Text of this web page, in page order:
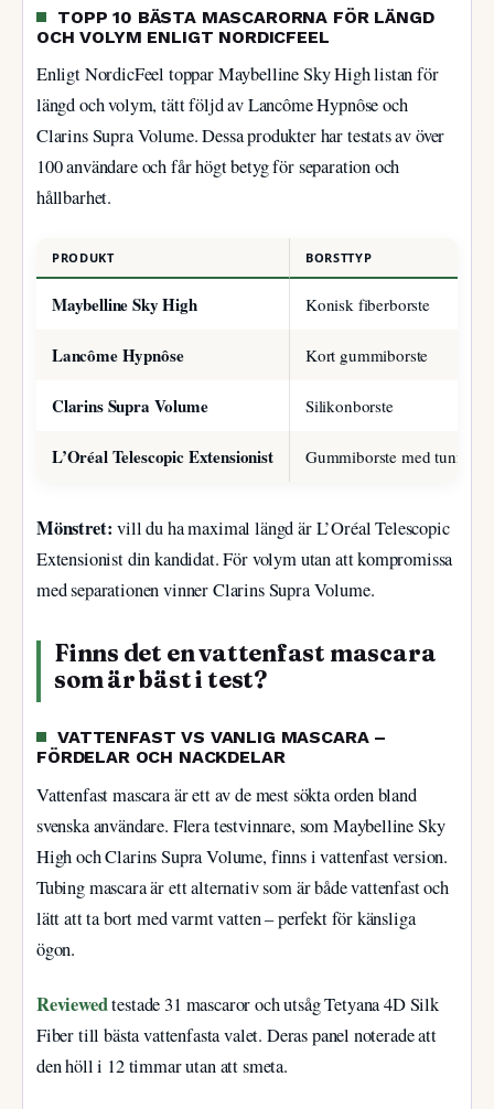
TOPP 10 BÄSTA MASCARORNA FÖR LÄNGD
OCH VOLYM ENLIGT NORDICFEEL
Enligt NordicFeel toppar Maybelline Sky High listan för
längd och volym, tätt följd av Lancôme Hypnôse och
Clarins Supra Volume. Dessa produkter har testats av över
100 användare och får högt betyg för separation och
hållbarhet.
PRODUKT BORSTTYP
Maybelline Sky High Konisk fiberborste
Lancôme Hypnôse Kort gummiborste
Clarins Supra Volume Silikonborste
L’Oréal Telescopic Extensionist Gummiborste med tunna
Mönstret: vill du ha maximal längd är L’Oréal Telescopic
Extensionist din kandidat. För volym utan att kompromissa
med separationen vinner Clarins Supra Volume.
Finns det en vattenfast mascara
som är bäst i test?
VATTENFAST VS VANLIG MASCARA –
FÖRDELAR OCH NACKDELAR
Vattenfast mascara är ett av de mest sökta orden bland
svenska användare. Flera testvinnare, som Maybelline Sky
High och Clarins Supra Volume, finns i vattenfast version.
Tubing mascara är ett alternativ som är både vattenfast och
lätt att ta bort med varmt vatten – perfekt för känsliga
ögon.
Reviewedtestade 31 mascaror och utsåg Tetyana 4D Silk
Fiber till bästa vattenfasta valet. Deras panel noterade att
den höll i 12 timmar utan att smeta.